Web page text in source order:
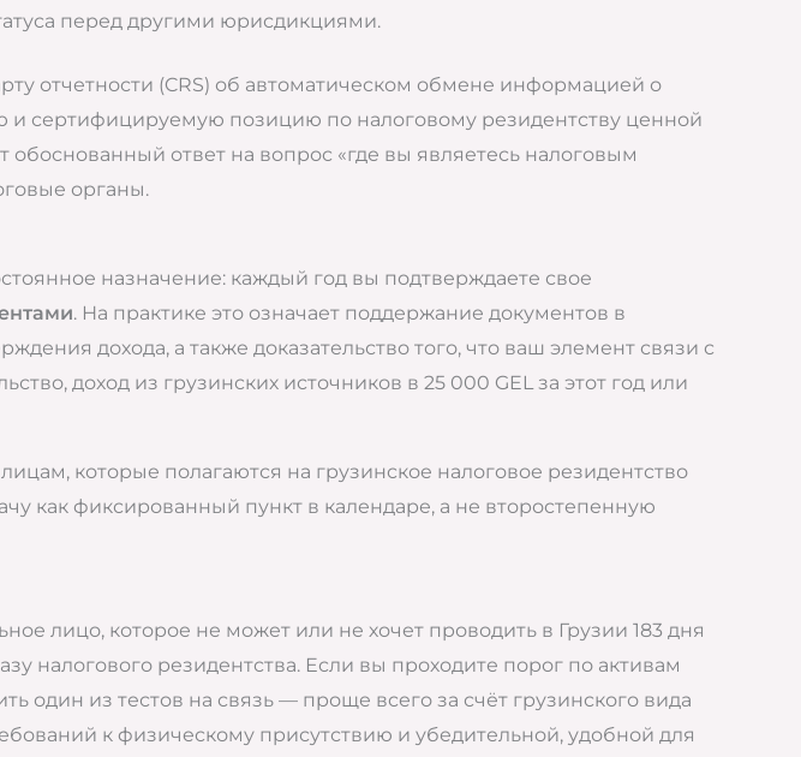
перед другими юрисдикциями.
отчетности (CRS) об автоматическом обмене информацией о
и сертифицируемую позицию по налоговому резидентству ценной
обоснованный ответ на вопрос «где вы являетесь налоговым
органы.
назначение: каждый год вы подтверждаете свое
. На практике это означает поддержание документов в
дохода, а также доказательство того, что ваш элемент связи с
доход из грузинских источников в 25 000 GEL за этот год или
которые полагаются на грузинское налоговое резидентство
как фиксированный пункт в календаре, а не второстепенную
лицо, которое не может или не хочет проводить в Грузии 183 дня
налогового резидентства. Если вы проходите порог по активам
один из тестов на связь — проще всего за счёт грузинского вида
к физическому присутствию и убедительной, удобной для